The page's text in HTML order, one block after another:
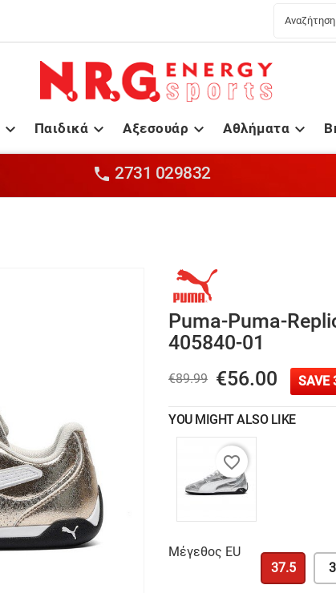
 
Παιδικά 
Αξεσουάρ 
Αθλήματα
 2731 029832
Puma-Puma-
405840-01
€89.99 €56.00 SAVE
YOU MIGHT ALSO LIKE
favorite_border
Μέγεθος EU
37.5